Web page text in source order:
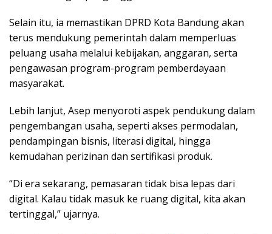
Selain itu, ia memastikan DPRD Kota Bandung akan
terus mendukung pemerintah dalam memperluas
peluang usaha melalui kebijakan, anggaran, serta
pengawasan program-program pemberdayaan
masyarakat.
Lebih lanjut, Asep menyoroti aspek pendukung dalam
pengembangan usaha, seperti akses permodalan,
pendampingan bisnis, literasi digital, hingga
kemudahan perizinan dan sertifikasi produk.
“Di era sekarang, pemasaran tidak bisa lepas dari
digital. Kalau tidak masuk ke ruang digital, kita akan
tertinggal,” ujarnya.